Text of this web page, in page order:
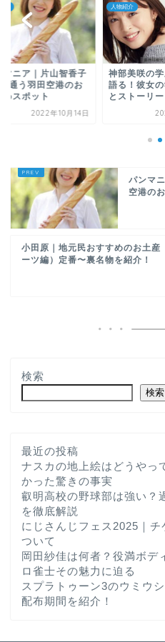
マニア｜片山智香子
3通う羽田空港のお
めスポット
2022年10月14日
人物紹介
神部美咲の
語る！彼女
とストーリー
パンマ
空港の
小田原｜地元民おすすめのお土産
ーツ編）定番〜裏名物を紹介！
検索
検索
最近の投稿
ナスカの地上絵はどうやっ
かった驚きの事実
叡明高校の野球部は強い？
を徹底解説
にじさんじフェス2025｜
ついて
岡田紗佳は何者？役満ボデ
ロ雀士その魅力に迫る
スプラトゥーン3のウミウ
配布期間を紹介！